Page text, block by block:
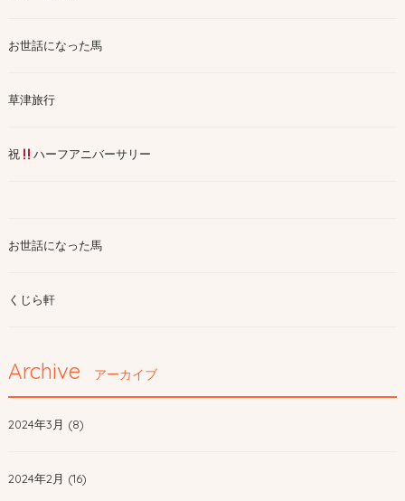
お世話になった馬
草津旅行
祝 ハーフアニバーサリー
お世話になった馬
くじら軒
Archive アーカイブ
2024年3月 (8)
2024年2月 (16)